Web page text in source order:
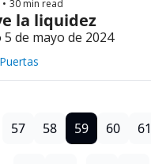
• 30 min read
la liquidez
de mayo de 2024
57 58 59 60 61